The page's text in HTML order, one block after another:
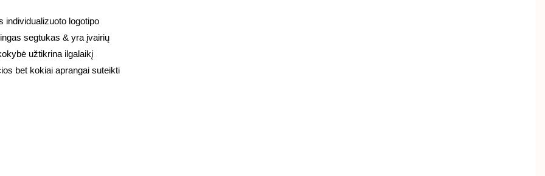
individualizuoto logotipo
segtukas & yra įvairių
užtikrina ilgalaikį
bet kokiai aprangai suteikti